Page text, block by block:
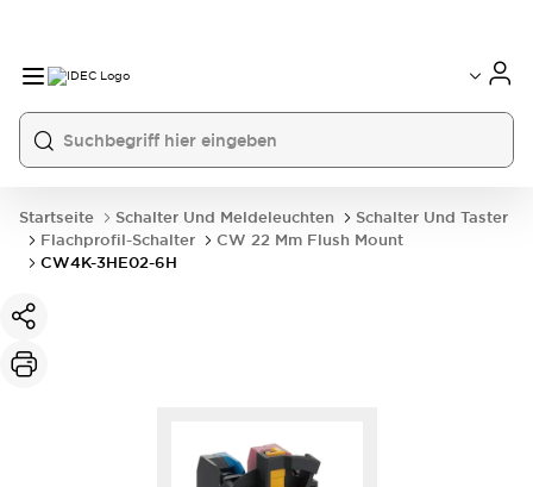
Startseite Schalter Und Meldeleuchten
Schalter Und Taster
Flachprofil-Schalter
CW 22 Mm Flush Mount
CW4K-3HE02-6H